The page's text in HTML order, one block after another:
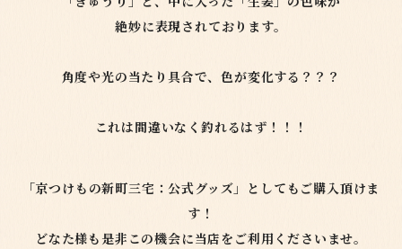
絶妙に表現されております。
角度や光の当たり具合で、色が変化する？？？
これは間違いなく釣れるはず！！！
「京つけもの新町三宅：公式グッズ」としてもご購入頂けま
す！
どなた様も是非この機会に当店をご利用くださいませ。